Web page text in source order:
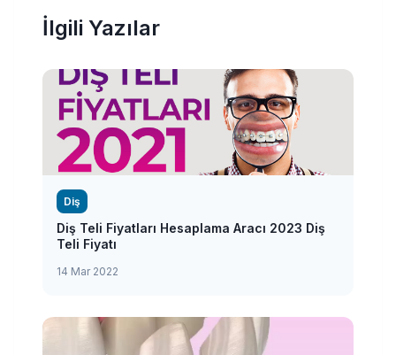
İlgili Yazılar
Diş
Diş Teli Fiyatları Hesaplama Aracı 2023 Diş
Teli Fiyatı
14 Mar 2022